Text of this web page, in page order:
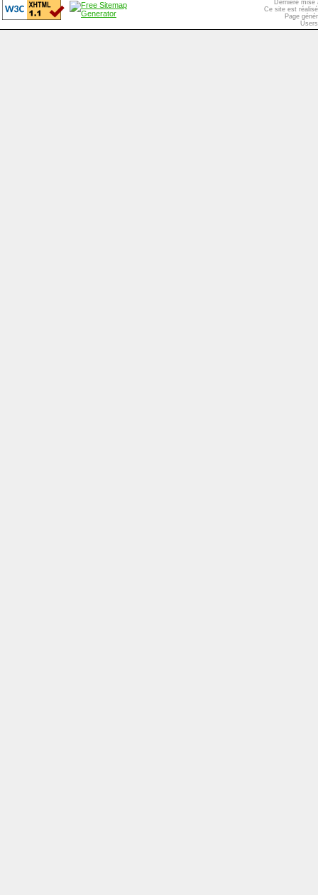
Dernière mise
Ce site est
Page